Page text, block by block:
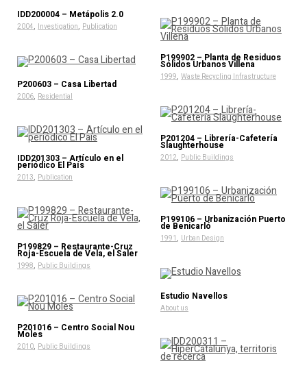
IDD200004 – Metápolis 2.0
2004, Investigation, Publication
P199902 – Planta de Residuos
Sólidos Urbanos Villena
1999, Waste Recycling Infrastructure
P200603 – Casa Libertad
2006, Residential
P201204 – Librería-Cafetería
Slaughterhouse
2012, Public Buildings
IDD201303 – Artículo en el
periódico El País
2013, Publication
P199106 – Urbanización Puerto
de Benicarló
1991 , Urban Design
P199829 – Restaurante-Cruz
Roja-Escuela de Vela, el Saler
1998, Public Buildings
Estudio Navellos
About us
P201016 – Centro Social Nou
Moles
2010, Public Buildings